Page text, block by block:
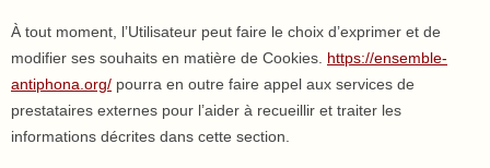
À tout moment, l’Utilisateur peut faire le choix d’exprimer et de
modifier ses souhaits en matière de Cookies. https://ensemble-
antiphona.org/ pourra en outre faire appel aux services de
prestataires externes pour l’aider à recueillir et traiter les
informations décrites dans cette section.